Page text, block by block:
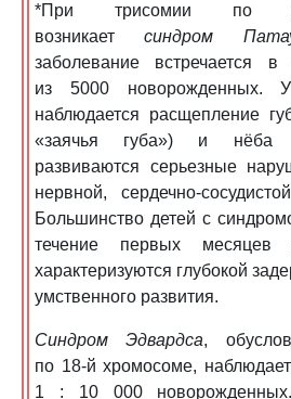
*При трисомии по
возникаетсиндром
заболевание встречается
из 5000 новорожденных.
наблюдается расщепление
«заячья губа») и нёба
развиваются серьезные
нервной, сердечно-
Большинство детей с
течение первых
характеризуются глубокой
умственного развития.
Синдром Эдвардса,
по 18-й хромосоме,
1 : 10 000